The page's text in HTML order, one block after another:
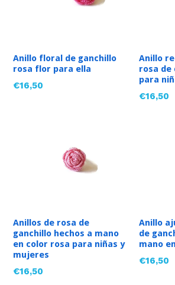
Anillo floral de ganchillo
rosa flor para ella
Precio
€16,50
Anillo
rosa de
para
Precio
€16,50
Anillos de rosa de
ganchillo hechos a mano
en color rosa para niñas y
mujeres
Precio
€16,50
Anillo
de
mano
Precio
€16,50